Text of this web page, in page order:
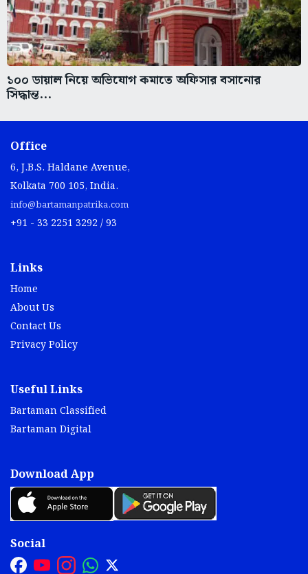
১০০ ডায়াল নিয়ে অভিযোগ কমাতে অফিসার বসানোর
সিদ্ধান্ত...
Office
6, J.B.S. Haldane Avenue,
Kolkata 700 105, India.
info@bartamanpatrika.com
+91 - 33 2251 3292 / 93
Links
Home
About Us
Contact Us
Privacy Policy
Useful Links
Bartaman Classified
Bartaman Digital
Download App
Social